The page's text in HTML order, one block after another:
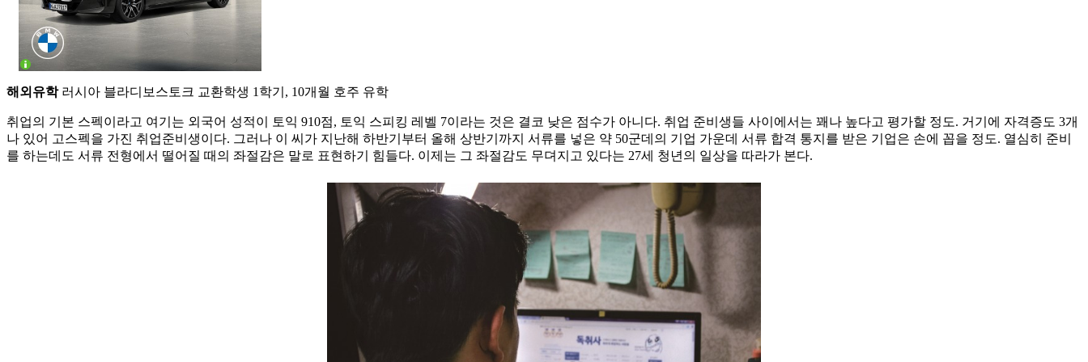
해외유학러시아 블라디보스토크 교환학생 1학기, 10개월 호주 유학
취업의 기본 스펙이라고 여기는 외국어 성적이 토익 910점, 토익 스피킹 레벨 7이라는 것은 결코 낮은 점수가 아니다. 취업 준비생들 사이에서는 꽤나 높다고 평가할 정도. 거기에 자격증도 3개
나 있어 고스펙을 가진 취업준비생이다. 그러나 이 씨가 지난해 하반기부터 올해 상반기까지 서류를 넣은 약 50군데의 기업 가운데 서류 합격 통지를 받은 기업은 손에 꼽을 정도. 열심히 준비
를 하는데도 서류 전형에서 떨어질 때의 좌절감은 말로 표현하기 힘들다. 이제는 그 좌절감도 무뎌지고 있다는 27세 청년의 일상을 따라가 본다.